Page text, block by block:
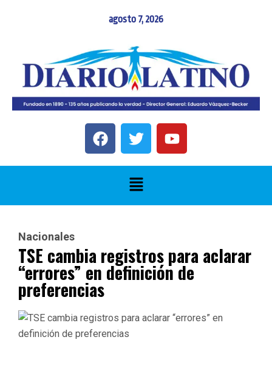
agosto 7, 2026
Nacionales
TSE cambia registros para aclarar
“errores” en definición de
preferencias